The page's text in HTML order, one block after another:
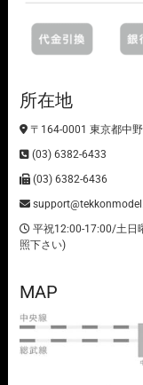
所在地
〒164-0001 東京都中
(03) 6382-6433
(03) 6382-6436
平祝12:00-17:00/土日
照下さい)
MAP